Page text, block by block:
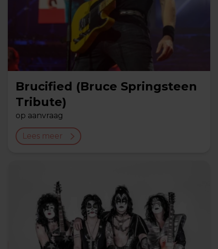
Brucified (Bruce Springsteen
Tribute)
op aanvraag
Lees meer